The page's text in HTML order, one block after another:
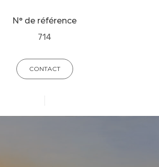
N° de référence
714
CONTACT